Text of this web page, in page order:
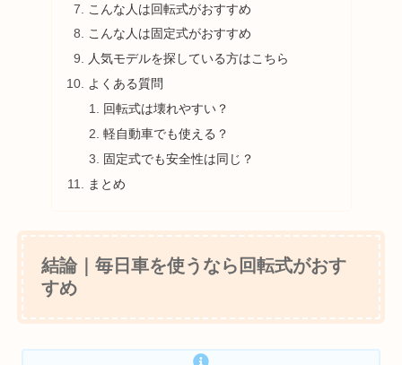
こんな人は回転式がおすすめ
こんな人は固定式がおすすめ
人気モデルを探している方はこちら
よくある質問
回転式は壊れやすい？
軽自動車でも使える？
固定式でも安全性は同じ？
まとめ
結論｜毎日車を使うなら回転式がおす
すめ